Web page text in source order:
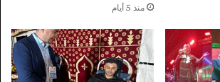
منذ 5 أيام